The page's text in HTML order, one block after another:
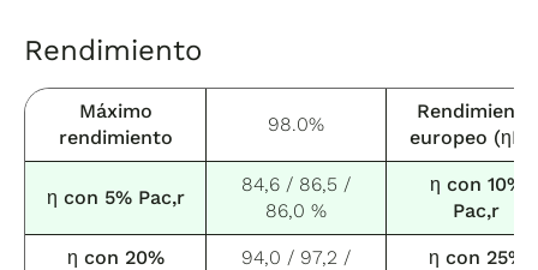
Rendimiento
Máximo
rendimiento
98.0%
Rendimiento
europeo
η con 5% Pac,r
84,6 / 86,5 /
86,0 %
η con 10%
Pac,r
η con 20%
94,0 / 97,2 /
η con 25%